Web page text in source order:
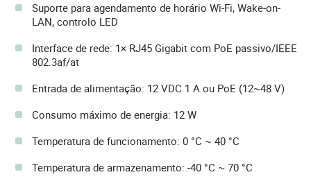
Suporte para agendamento de horário Wi-Fi, Wake-on-
LAN, controlo LED
Interface de rede: 1× RJ45 Gigabit com PoE passivo/IEEE
802.3af/at
Entrada de alimentação: 12 VDC 1 A ou PoE (12~48 V)
Consumo máximo de energia: 12 W
Temperatura de funcionamento: 0 °C ~ 40 °C
Temperatura de armazenamento: -40 °C ~ 70 °C